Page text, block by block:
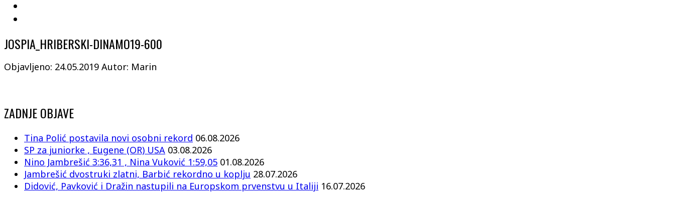
JOSPIA_HRIBERSKI-DINAMO19-600
Objavljeno: 24.05.2019 Autor: Marin
ZADNJE OBJAVE
Tina Polić postavila novi osobni rekord 06.08.2026
SP za juniorke , Eugene (OR) USA 03.08.2026
Nino Jambrešić 3:36,31 , Nina Vuković 1:59,05 01.08.2026
Jambrešić dvostruki zlatni, Barbić rekordno u koplju 28.07.2026
Didović, Pavković i Dražin nastupili na Europskom prvenstvu u Italiji 16.07.2026